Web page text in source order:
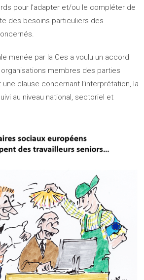
pour l’adapter et/ou le compléter de
des besoins particuliers des
menée par la Ces a voulu un accord
membres des parties
clause concernant l’interprétation, la
au niveau national, sectoriel et